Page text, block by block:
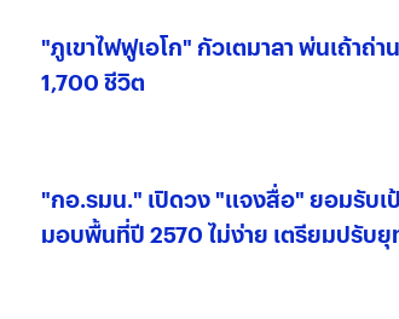
"ภูเขาไฟฟูเอโก" กัวเตมาลา พ่นเถ้าถ่
1,700 ชีวิต
"กอ.รมน." เปิดวง "แจงสื่อ" ยอมรับเ
มอบพื้นที่ปี 2570 ไม่ง่าย เตรียมปรับ